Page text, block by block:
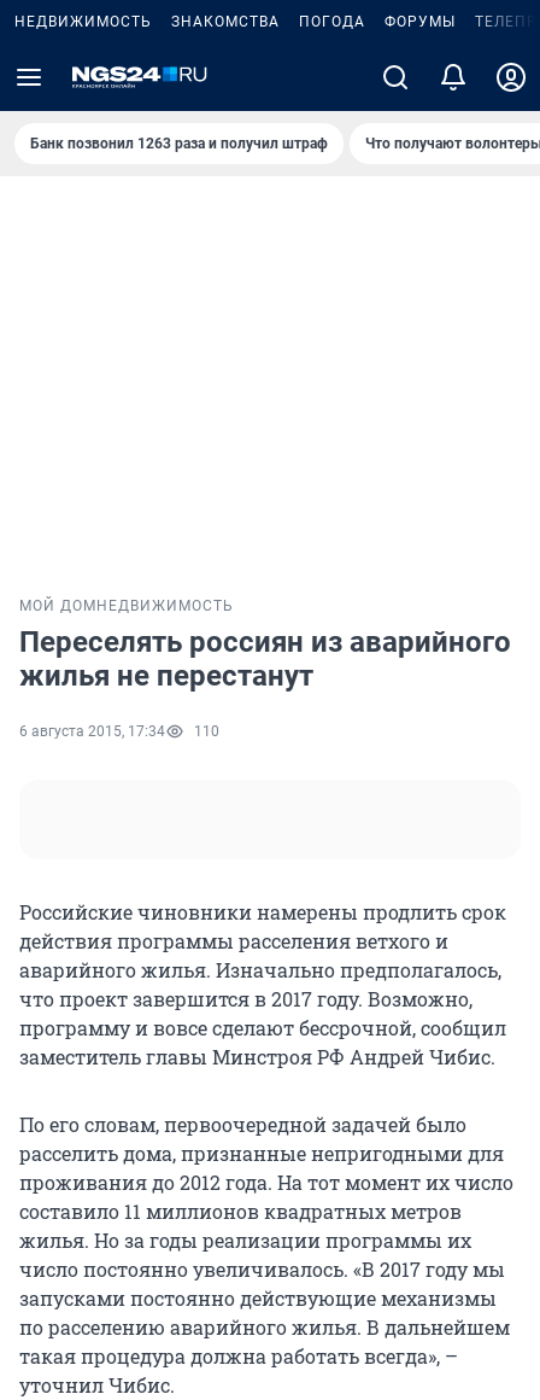
НЕДВИЖИМОСТЬ ЗНАКОМСТВА ПОГОДА ФОРУМЫ
Банк позвонил 1263 раза и получил штраф Что получают
МОЙ ДОМ НЕДВИЖИМОСТЬ
Переселять россиян из аварийного
жилья не перестанут
6 августа 2015, 17:34 110
Российские чиновники намерены продлить срок
действия программы расселения ветхого и
аварийного жилья. Изначально предполагалось,
что проект завершится в 2017 году. Возможно,
программу и вовсе сделают бессрочной, сообщил
заместитель главы Минстроя РФ Андрей Чибис.
По его словам, первоочередной задачей было
расселить дома, признанные непригодными для
проживания до 2012 года. На тот момент их число
составило 11 миллионов квадратных метров
жилья. Но за годы реализации программы их
число постоянно увеличивалось. «В 2017 году мы
запусками постоянно действующие механизмы
по расселению аварийного жилья. В дальнейшем
такая процедура должна работать всегда», –
уточнил Чибис.